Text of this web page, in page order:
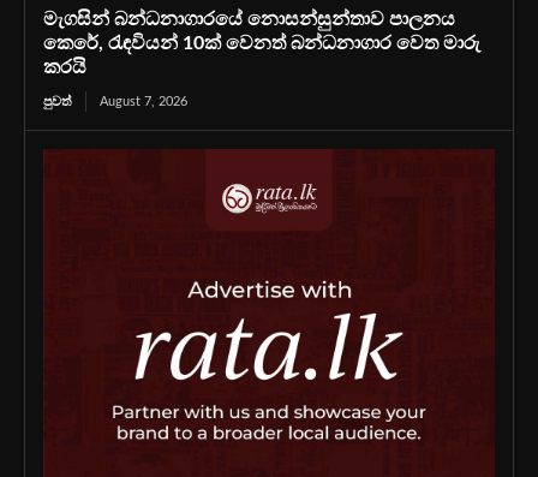
මැගසින් බන්ධනාගාරයේ නොසන්සුන්තාව පාලනය
කෙරේ, රැඳවියන් 10ක් වෙනත් බන්ධනාගාර වෙත මාරු
කරයි
පුවත් August 7, 2026